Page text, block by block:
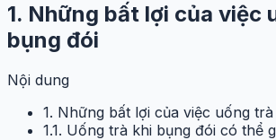
1. Những bất lợi của việc
bụng đói
Nội dung
1. Những bất lợi của việc uống
1.1. Uống trà khi bụng đói có thể